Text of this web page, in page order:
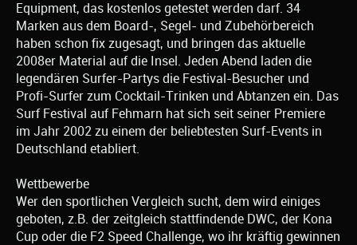
Equipment, das kostenlos getestet werden darf. 34
Marken aus dem Board-, Segel- und Zubehörbereich
haben schon fix zugesagt, und bringen das aktuelle
2008er Material auf die Insel. Jeden Abend laden die
legendären Surfer-Partys die Festival-Besucher und
Profi-Surfer zum Cocktail-Trinken und Abtanzen ein. Das
Surf Festival auf Fehmarn hat sich seit seiner Premiere
im Jahr 2002 zu einem der beliebtesten Surf-Events in
Deutschland etabliert.
Wettbewerbe
Wer den sportlichen Vergleich sucht, dem wird einiges
geboten, z.B. der zeitgleich stattfindende DWC, der Kona
Cup oder die F2 Speed Challenge, wo ihr kräftig gewinnen